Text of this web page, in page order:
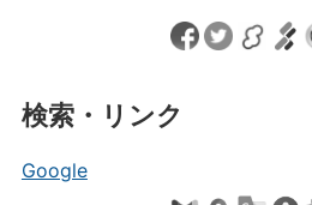
検索・リンク
Google